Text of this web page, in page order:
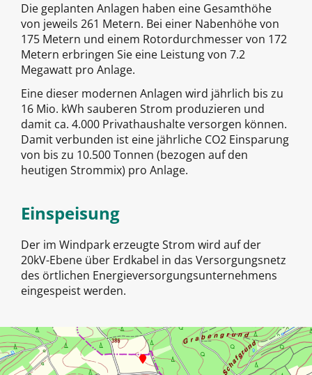
Die geplanten Anlagen haben eine Gesamthöhe
von jeweils 261 Metern. Bei einer Nabenhöhe von
175 Metern und einem Rotordurchmesser von 172
Metern erbringen Sie eine Leistung von 7.2
Megawatt pro Anlage.
Eine dieser modernen Anlagen wird jährlich bis zu
16 Mio. kWh sauberen Strom produzieren und
damit ca. 4.000 Privathaushalte versorgen können.
Damit verbunden ist eine jährliche CO2 Einsparung
von bis zu 10.500 Tonnen (bezogen auf den
heutigen Strommix) pro Anlage.
Einspeisung
Der im Windpark erzeugte Strom wird auf der
20kV-Ebene über Erdkabel in das Versorgungsnetz
des örtlichen Energieversorgungsunternehmens
eingespeist werden.